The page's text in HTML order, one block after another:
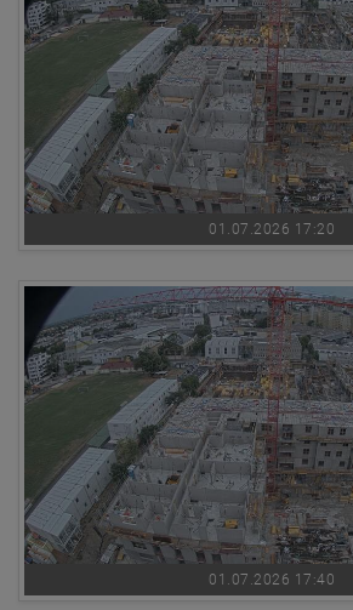
01.07.2026 17:20
01.07.2026 17:40